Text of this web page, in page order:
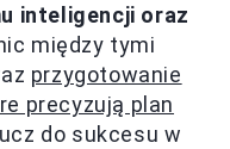
inteligencji oraz
między tymi
przygotowanie
precyzują plan
do sukcesu w